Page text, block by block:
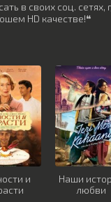
в своих соц. сетях,
HD качестве!❝
и
Наши
любви